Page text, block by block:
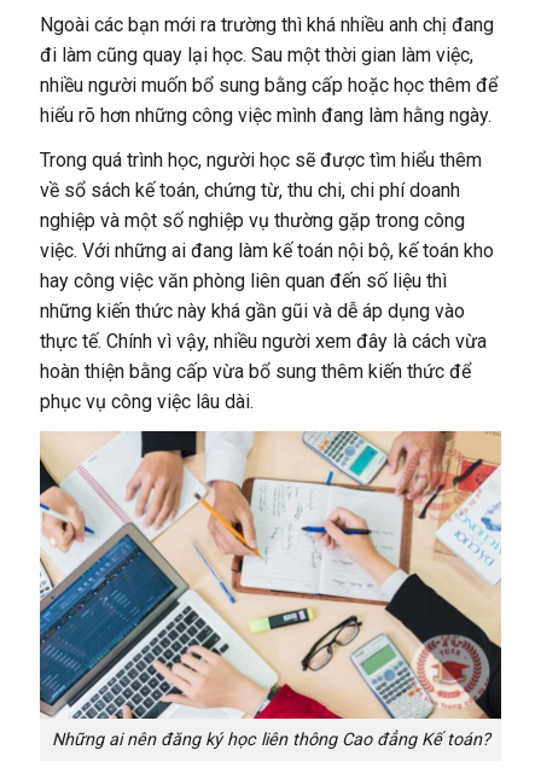
Ngoài các bạn mới ra trường thì khá nhiều anh chị đang
đi làm cũng quay lại học. Sau một thời gian làm việc,
nhiều người muốn bổ sung bằng cấp hoặc học thêm để
hiểu rõ hơn những công việc mình đang làm hằng ngày.
Trong quá trình học, người học sẽ được tìm hiểu thêm
về sổ sách kế toán, chứng từ, thu chi, chi phí doanh
nghiệp và một số nghiệp vụ thường gặp trong công
việc. Với những ai đang làm kế toán nội bộ, kế toán kho
hay công việc văn phòng liên quan đến số liệu thì
những kiến thức này khá gần gũi và dễ áp dụng vào
thực tế. Chính vì vậy, nhiều người xem đây là cách vừa
hoàn thiện bằng cấp vừa bổ sung thêm kiến thức để
phục vụ công việc lâu dài.
Những ai nên đăng ký học liên thông Cao đẳng Kế toán?